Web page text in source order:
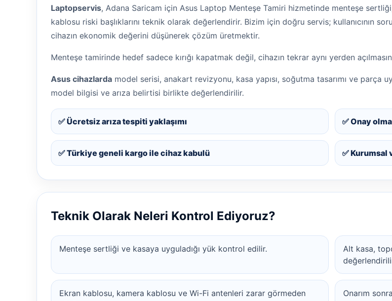
Laptopservis, Adana Saricam için Asus Laptop Menteşe Tamiri hizmetinde menteşe sertliği,
kablosu riski başlıklarını teknik olarak değerlendirir. Bizim için doğru servis; kullanıcının
cihazın ekonomik değerini düşünerek çözüm üretmektir.
Menteşe tamirinde hedef sadece kırığı kapatmak değil, cihazın tekrar aynı yerden
Asus cihazlarda model serisi, anakart revizyonu, kasa yapısı, soğutma tasarımı ve parça
model bilgisi ve arıza belirtisi birlikte değerlendirilir.
✅ Ücretsiz arıza tespiti yaklaşımı ✅ Onay
✅ Türkiye geneli kargo ile cihaz kabulü ✅ Kurumsal
Teknik Olarak Neleri Kontrol Ediyoruz?
Menteşe sertliği ve kasaya uyguladığı yük kontrol edilir.
Alt kasa,
Ekran kablosu, kamera kablosu ve Wi-Fi antenleri zarar görmeden
Onarım